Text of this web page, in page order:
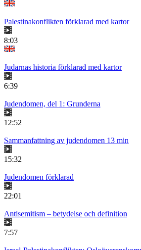
Palestinakonflikten förklarad med kartor
8:03
Judarnas historia förklarad med kartor
6:39
Judendomen, del 1: Grunderna
12:52
Sammanfattning av judendomen 13 min
15:32
Judendomen förklarad
22:01
Antisemitism – betydelse och definition
7:57